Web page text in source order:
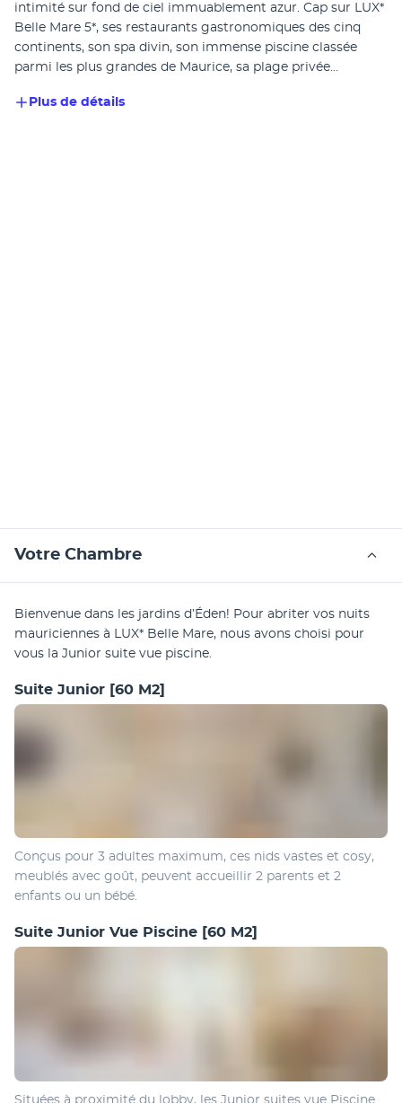
intimité sur fond de ciel immuablement azur. Cap sur LUX*
Belle Mare 5*, ses restaurants gastronomiques des cinq
continents, son spa divin, son immense piscine classée
parmi les plus grandes de Maurice, sa plage privée…
Plus de détails
Votre Chambre
Bienvenue dans les jardins d’Éden! Pour abriter vos nuits
mauriciennes à LUX* Belle Mare, nous avons choisi pour
vous la Junior suite vue piscine.
Suite Junior [60 M2]
Conçus pour 3 adultes maximum, ces nids vastes et cosy,
meublés avec goût, peuvent accueillir 2 parents et 2
enfants ou un bébé.
Suite Junior Vue Piscine [60 M2]
Situées à proximité du lobby, les Junior suites vue Piscine